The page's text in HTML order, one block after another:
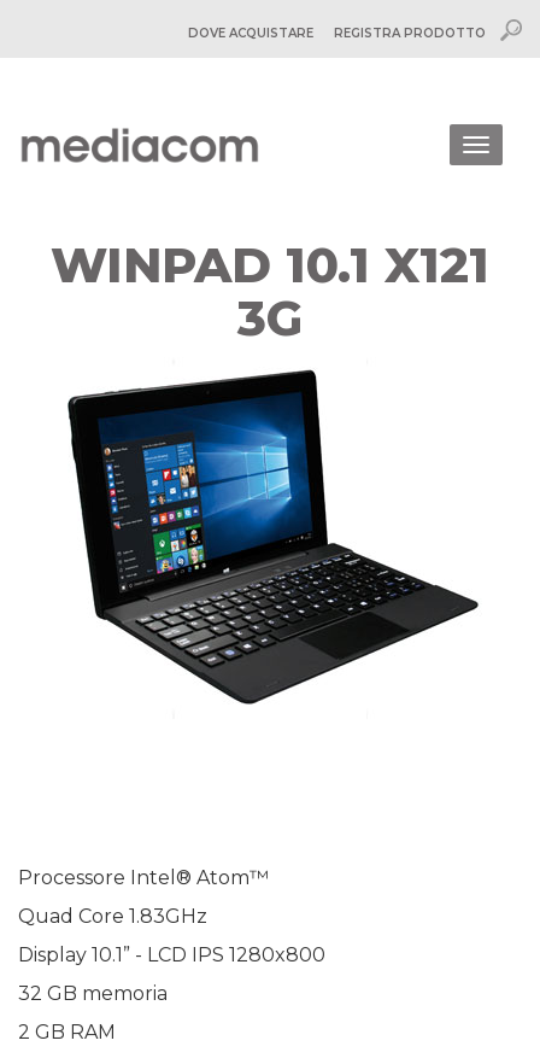
DOVE ACQUISTARE REGISTRA PRODOTTO
WINPAD 10.1 X121
3G
Processore Intel® Atom™
Quad Core 1.83GHz
Display 10.1” - LCD IPS 1280x800
32 GB memoria
2 GB RAM